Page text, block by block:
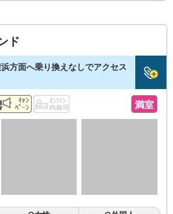
ド
方面へ乗り換えなしでアクセス
満室